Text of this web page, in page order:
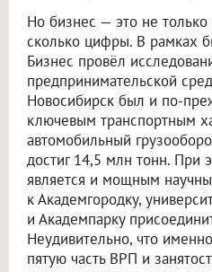
Но бизнес — это не
сколько цифры. В рамках
Бизнес провёл
предпринимательской
Новосибирск был и по-
ключевым транспортным
автомобильный
достиг 14,5 млн тонн. При
является и мощным
к Академгородку,
и Академпарку
Неудивительно, что
пятую часть ВРП и